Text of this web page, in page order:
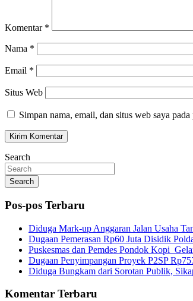
Komentar *
Nama *
Email *
Situs Web
Simpan nama, email, dan situs web saya
Search
Search
Pos-pos Terbaru
Diduga Mark-up Anggaran Jalan Usaha
Dugaan Pemerasan Rp60 Juta Disidik
Puskesmas dan Pemdes Pondok Kopi
Dugaan Penyimpangan Proyek P2SP
Diduga Bungkam dari Sorotan Publik,
Komentar Terbaru